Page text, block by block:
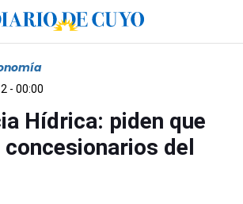
- 00:00
Hídrica: piden que
concesionarios del